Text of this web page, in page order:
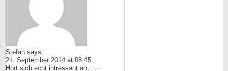
Stefan says:
21. September 2014 at 08:45
Hört sich echt intressant an……